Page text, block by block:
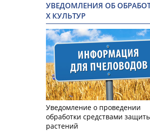
УВЕДОМЛЕНИЯ ОБ
Х КУЛЬТУР
Уведомление о проведении
обработки средствами
растений